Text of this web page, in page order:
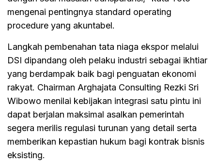
mengenai pentingnya standard operating
procedure yang akuntabel.
Langkah pembenahan tata niaga ekspor melalui
DSI dipandang oleh pelaku industri sebagai ikhtiar
yang berdampak baik bagi penguatan ekonomi
rakyat. Chairman Arghajata Consulting Rezki Sri
Wibowo menilai kebijakan integrasi satu pintu ini
dapat berjalan maksimal asalkan pemerintah
segera merilis regulasi turunan yang detail serta
memberikan kepastian hukum bagi kontrak bisnis
eksisting.